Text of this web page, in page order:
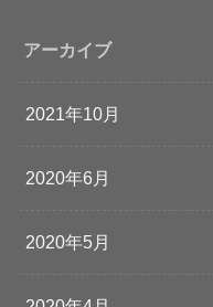
アーカイブ
2021年10月
2020年6月
2020年5月